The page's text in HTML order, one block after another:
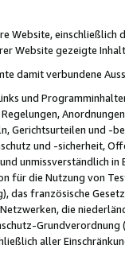
Website,
Website gezeigte
damit verbundene
und
Gerichtsurteilen und -
und -sicherheit,
unmissverständlich
für die Nutzung von
das französische
die
aller